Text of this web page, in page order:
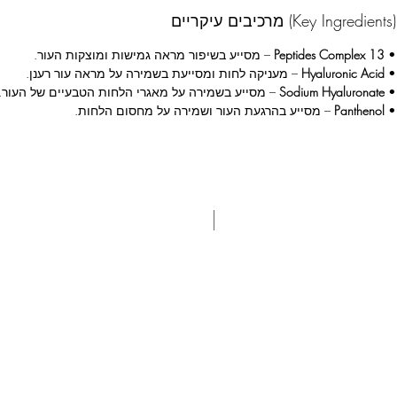
מרכיבים עיקריים (Key Ingredients)
•
13 Peptides Complex
– מסייע בשיפור מראה גמישות ומוצקות העור.
•
Hyaluronic Acid – מעניקה לחות ומסייעת בשמירה על מראה עור רענן.
•
Sodium Hyaluronate – מסייע בשמירה על מאגרי הלחות הטבעיים של העור.
•
Panthenol – מסייע בהרגעת העור ושמירה על מחסום הלחות.